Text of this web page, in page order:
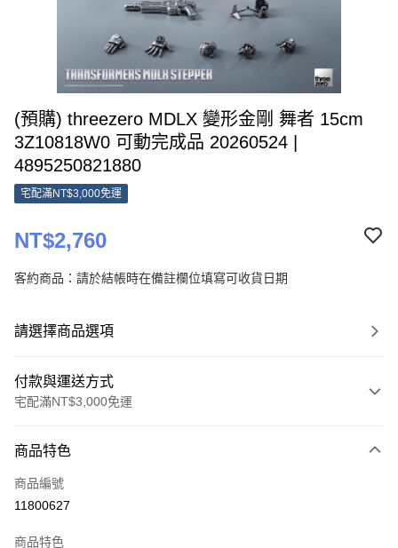
(預購) threezero MDLX 變形金剛 舞者 15cm
3Z10818W0 可動完成品 20260524 |
4895250821880
宅配滿NT$3,000免運
NT$2,760
客約商品：請於結帳時在備註欄位填寫可收貨日期
請選擇商品選項
付款與運送方式
宅配滿NT$3,000免運
信用卡一次付款
Apple Pay
商品特色
商品編號
11800627
商品特色